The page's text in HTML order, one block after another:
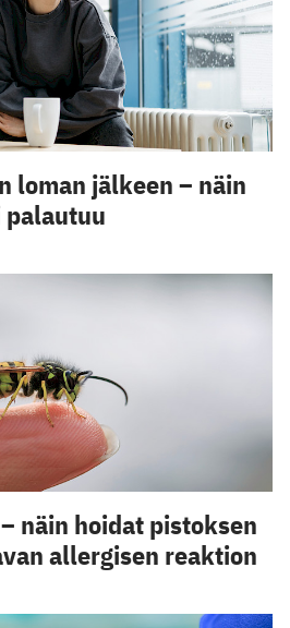
loman jälkeen – näin
näin hoidat pistoksen
allergisen reaktion